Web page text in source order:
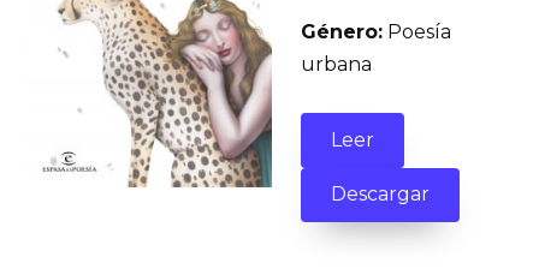
Género: Poesía
urbana
Leer
Descargar